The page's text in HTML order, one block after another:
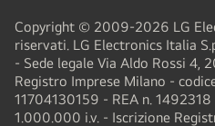
Copyright © 2009-2026 LG
riservati. LG Electronics Italia
- Sede legale Via Aldo Rossi 4,
Registro Imprese Milano -
11704130159 - REA n.
1.000.000 i.v. - Iscrizione